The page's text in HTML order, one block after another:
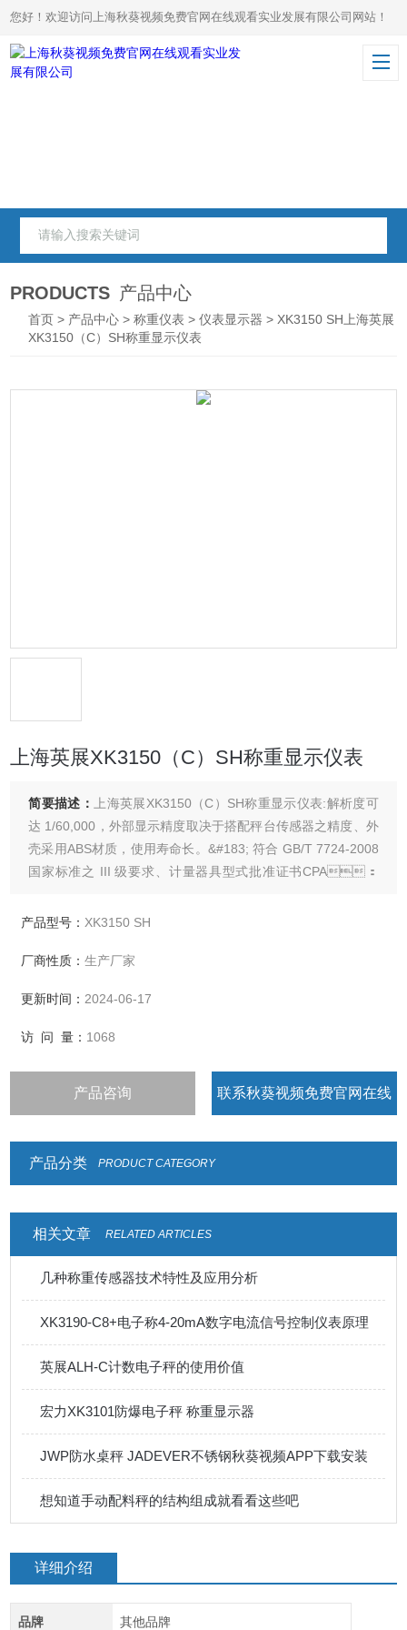
您好！欢迎访问上海秋葵视频免费官网在线观看实业发展有限公司网站！
PRODUCTS 产品中心
首页 > 产品中心 >称重仪表 >仪表显示器 > XK3150 SH上海英展
XK3150（C）SH称重显示仪表
上海英展XK3150（C）SH称重显示仪表
简要描述：
上海英展XK3150（C）SH称重显示仪表:解析度可
达 1/60,000，外部显示精度取决于搭配秤台传感器之精度、外
壳采用ABS材质，使用寿命长。&#183; 符合 GB/T 7724-2008
国家标准之 III 级要求、计量器具型式批准证书CPA：
易之系统，或连接 PLC 达成一复杂之系统。&#183; 传感器激
产品型号： XK3150 SH
厂商性质：生产厂家
更新时间： 2024-06-17
访 问 量： 1068
产品咨询 联系秋葵视频免费官网在线
产品分类
PRODUCT CATEGORY
相关文章 RELATED ARTICLES
几种称重传感器技术特性及应用分析
XK3190-C8+电子称4-20mA数字电流信号控制仪表原理
英展ALH-C计数电子秤的使用价值
宏力XK3101防爆电子秤 称重显示器
JWP防水桌秤 JADEVER不锈钢秋葵视频APP下载安装
想知道手动配料秤的结构组成就看看这些吧
详细介绍
品牌 其他品牌